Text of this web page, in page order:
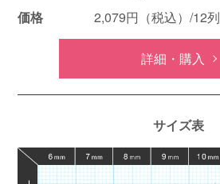
2,079円（税込）/12列
詳細・購入
サイズ表